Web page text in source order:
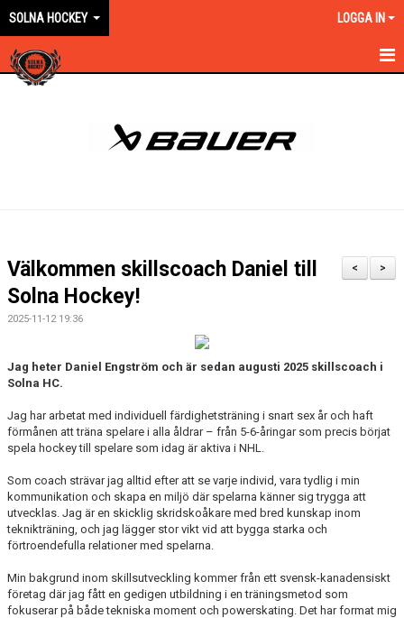
SOLNA HOCKEY LOGGA IN
NYHETER
VÅRA LAG KONTAKT
MATCHER
DOKUMENT
GYM
>
<
Välkommen skillscoach Daniel till
Solna Hockey!
2025-11-12 19:36
Jag heter Daniel Engström och är sedan augusti 2025 skillscoach i
Solna HC.
Jag har arbetat med individuell färdighetsträning i snart sex år och haft
förmånen att träna spelare i alla åldrar – från 5-6-åringar som precis börjat
spela hockey till spelare som idag är aktiva i NHL.
Som coach strävar jag alltid efter att se varje individ, vara tydlig i min
kommunikation och skapa en miljö där spelarna känner sig trygga att
utvecklas. Jag är en skicklig skridskoåkare med bred kunskap inom
teknikträning, och jag lägger stor vikt vid att bygga starka och
förtroendefulla relationer med spelarna.
Min bakgrund inom skillsutveckling kommer från ett svensk-kanadensiskt
företag där jag fått en gedigen utbildning i en träningsmetod som
fokuserar på både tekniska moment och powerskating. Det har format mig